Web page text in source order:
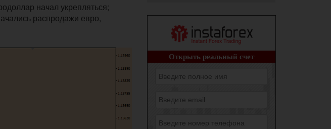
начал укрепляться;
распродажи евро,